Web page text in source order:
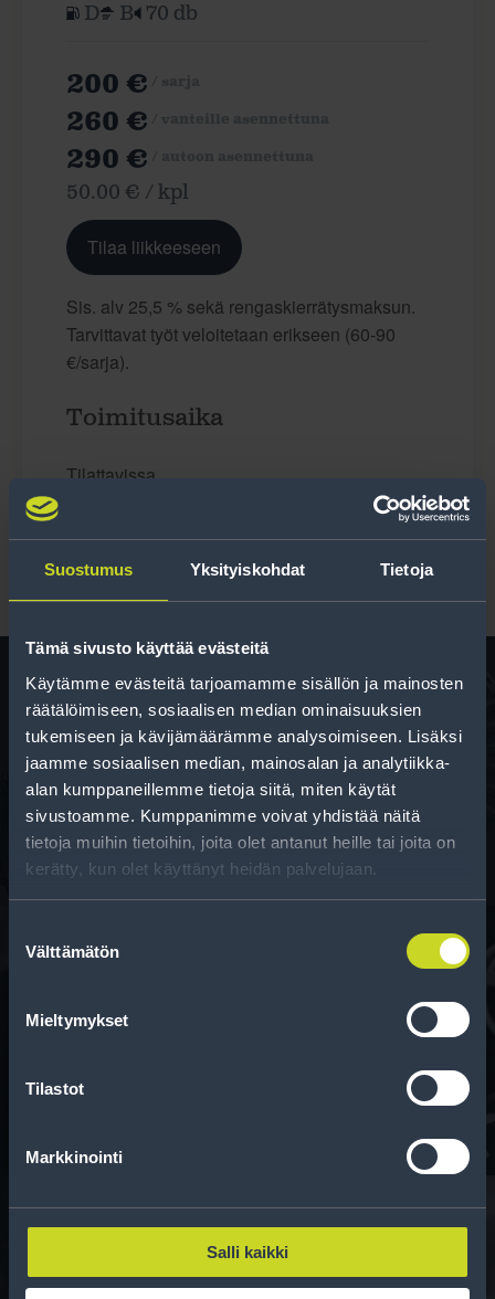
Suostumus Yksityiskohdat Tietoja
Tämä sivusto käyttää evästeitä
Käytämme evästeitä tarjoamamme sisällön ja mainosten
räätälöimiseen, sosiaalisen median ominaisuuksien
tukemiseen ja kävijämäärämme analysoimiseen. Lisäksi
jaamme sosiaalisen median, mainosalan ja analytiikka-
alan kumppaneillemme tietoja siitä, miten käytät
sivustoamme. Kumppanimme voivat yhdistää näitä
tietoja muihin tietoihin, joita olet antanut heille tai joita on
kerätty, kun olet käyttänyt heidän palvelujaan.
valinta
Välttämätön
Mieltymykset
Tilastot
Markkinointi
Salli kaikki
D
B 70 db
200 €
260 €
290 €
50.00 € / kpl
Tilaa liikkeeseen
Sis. alv 25,5 % sekä rengaskierrätysmaksun.
Tarvittavat työt veloitetaan erikseen (60-90
€/sarja).
Toimitusaika
Tilattavissa
Rengas­laskuri
Auttaa sinua valitsemaan oikean kokoisen renkaan,
kun vaihdat rengaskokoa.
Rengasinfo